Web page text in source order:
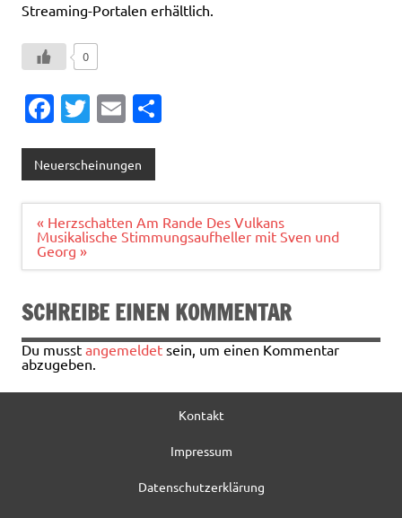
Streaming-Portalen erhältlich.
0
Fa
e
b
o
o
k
T
it
te
r
E
ai
l
n
Neuerscheinungen
Beitragsnavigation
« Herzschatten Am Rande Des Vulkans
Musikalische Stimmungsaufheller mit Sven und
Georg »
SCHREIBE EINEN KOMMENTAR
Du musst angemeldet sein, um einen Kommentar
abzugeben.
Kontakt
Impressum
Datenschutzerklärung